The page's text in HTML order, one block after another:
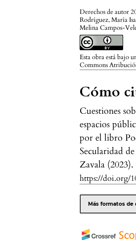
Derechos de autor
Rodríguez, María
Melina Campos-
Esta obra está bajo
Commons
Cómo
Cuestiones
espacios
por el libro
Secularidad
Zavala
https://doi.org/
Más formatos de